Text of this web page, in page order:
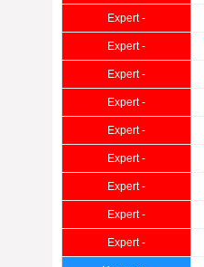
Expert -
Expert -
Expert -
Expert -
Expert -
Expert -
Expert -
Expert -
Expert -